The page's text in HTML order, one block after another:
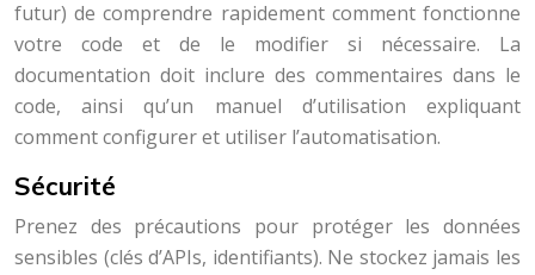
futur) de comprendre rapidement comment fonctionne
votre code et de le modifier si nécessaire. La
documentation doit inclure des commentaires dans le
code, ainsi qu’un manuel d’utilisation expliquant
comment configurer et utiliser l’automatisation.
Sécurité
Prenez des précautions pour protéger les données
sensibles (clés d’APIs, identifiants). Ne stockez jamais les